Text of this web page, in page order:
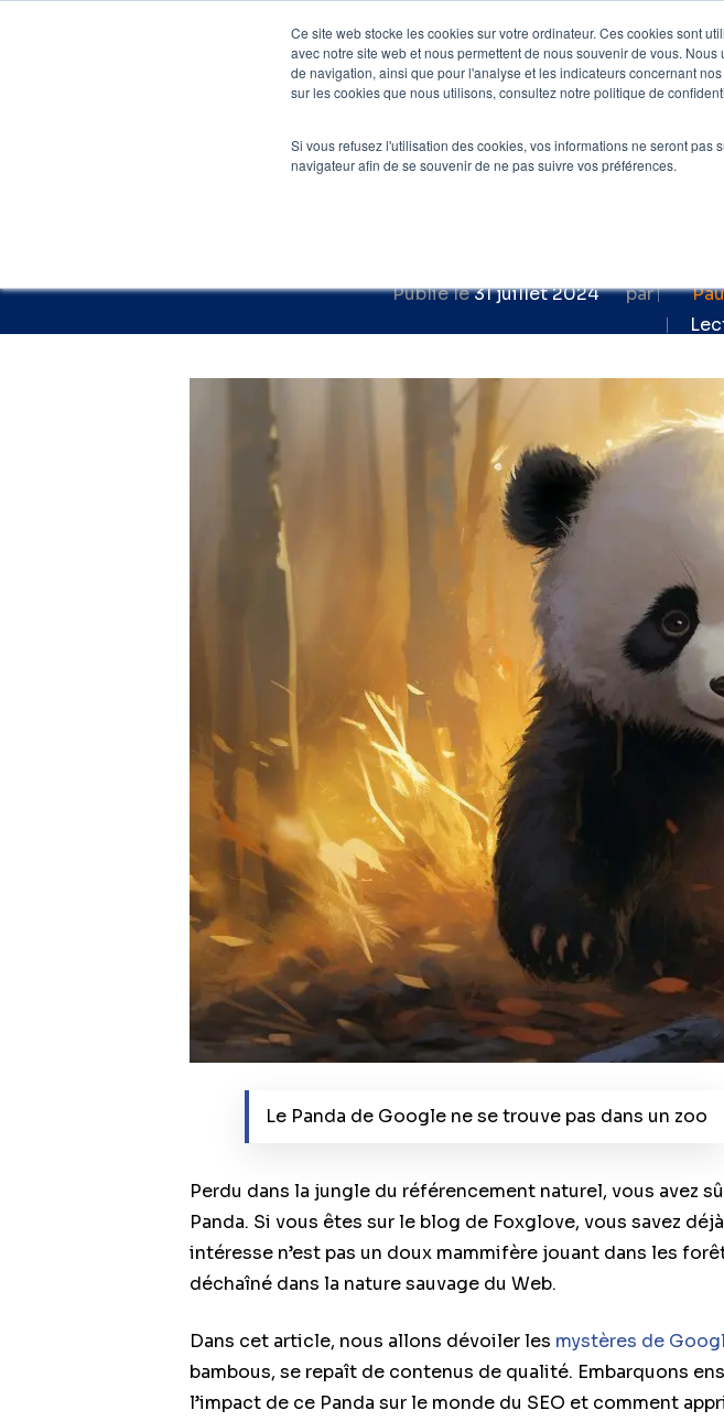
Ce site web stocke les cookies sur votre ordinateur. Ces cookies sont
avec notre site web et nous permettent de nous souvenir de vous.
de navigation, ainsi que pour l'analyse et les indicateurs concernant
sur les cookies que nous utilisons, consultez notre politique de
Si vous refusez l'utilisation des cookies, vos informations ne seront
navigateur afin de se souvenir de ne pas suivre vos préférences.
Agence Nos clients
» Blog SEO» Pénalité Google Panda :
Pénalité Google
Comment l'éviter
Publié le31 juillet 2024 par
Le Panda de Google ne se trouve pas dans un zoo
Perdu dans la jungle du référencement naturel, vous avez
Panda. Si vous êtes sur le blog de Foxglove, vous savez
intéresse n’est pas un doux mammifère jouant dans les
déchaîné dans la nature sauvage du Web.
Dans cet article, nous allons dévoiler les mystères de
bambous, se repaît de contenus de qualité. Embarquons
l’impact de ce Panda sur le monde du SEO et comment